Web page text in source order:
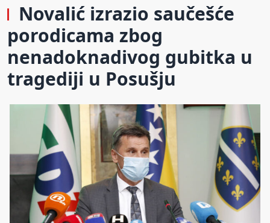
Novalić izrazio saučešće
porodicama zbog
nenadoknadivog gubitka u
tragediji u Posušju